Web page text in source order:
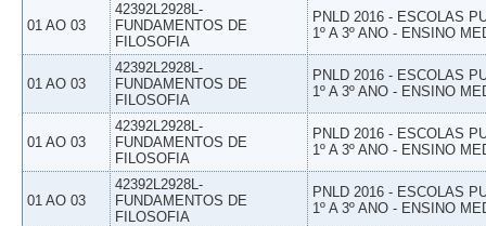
01 AO 03
42392L2928L-
FUNDAMENTOS DE
FILOSOFIA
PNLD 2016 - ESCOLAS
1º A 3º ANO - ENSINO
01 AO 03
42392L2928L-
FUNDAMENTOS DE
FILOSOFIA
PNLD 2016 - ESCOLAS
1º A 3º ANO - ENSINO
01 AO 03
42392L2928L-
FUNDAMENTOS DE
FILOSOFIA
PNLD 2016 - ESCOLAS
1º A 3º ANO - ENSINO
01 AO 03
42392L2928L-
FUNDAMENTOS DE
FILOSOFIA
PNLD 2016 - ESCOLAS
1º A 3º ANO - ENSINO